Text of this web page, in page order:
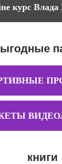
курс Влада
книги